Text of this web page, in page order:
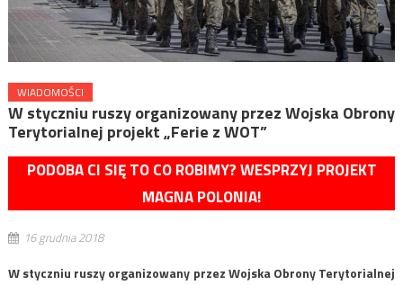
WIADOMOŚCI
W styczniu ruszy organizowany przez Wojska Obrony
Terytorialnej projekt „Ferie z WOT”
PODOBA CI SIĘ TO CO ROBIMY? WESPRZYJ PROJEKT
MAGNA POLONIA!
16 grudnia 2018
W styczniu ruszy organizowany przez Wojska Obrony Terytorialnej